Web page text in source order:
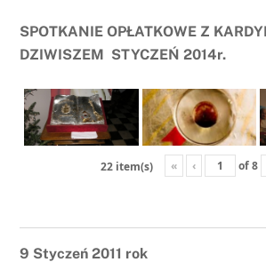
SPOTKANIE OPŁATKOWE Z
DZIWISZEM STYCZEŃ 2014r.
22 item(s) « ‹ of8
9 Styczeń 2011 rok